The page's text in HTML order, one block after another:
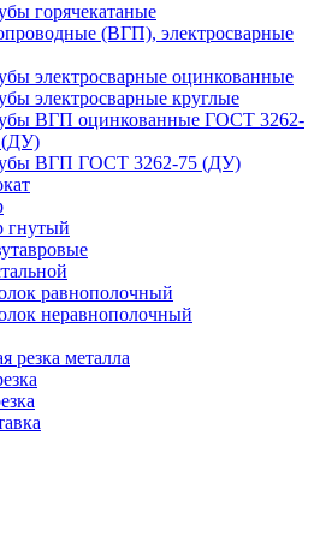
горячекатаные
(ВГП), электросварные
электросварные оцинкованные
электросварные круглые
ВГП оцинкованные ГОСТ 3262-
(ДУ)
ВГП ГОСТ 3262-75 (ДУ)
гнутый
равнополочный
неравнополочный
резка металла